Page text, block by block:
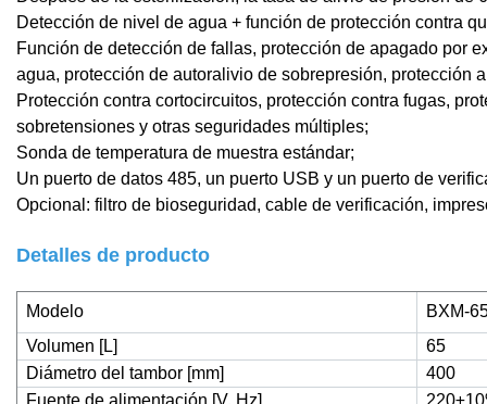
Detección de nivel de agua + función de protección contra
Función de detección de fallas, protección de apagado por
agua, protección de autoralivio de sobrepresión, protección
Protección contra cortocircuitos, protección contra fugas,
sobretensiones y otras seguridades múltiples;
Sonda de temperatura de muestra estándar;
Un puerto de datos 485, un puerto USB y un puerto de
Opcional: filtro de bioseguridad, cable de verificación,
Detalles de producto
Modelo
BXM-
Volumen [L]
65
Diámetro del tambor [mm]
400